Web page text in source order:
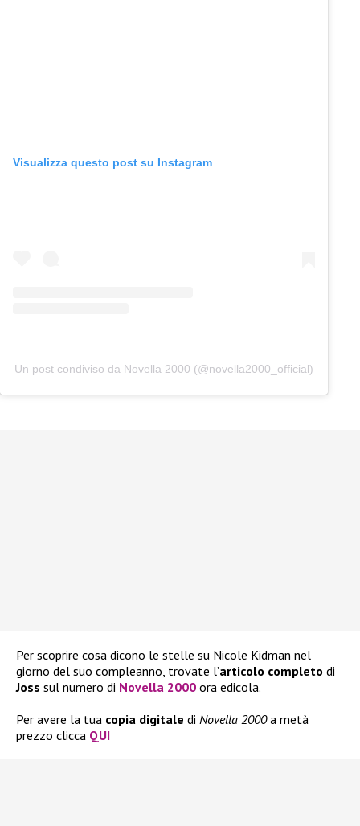
Visualizza questo post su Instagram
Un post condiviso da Novella 2000 (@novella2000_official)
Per scoprire cosa dicono le stelle su Nicole Kidman nel
giorno del suo compleanno, trovate l’articolo completo di
Joss sul numero di Novella 2000 ora edicola.
Per avere la tua copia digitale di Novella 2000a metà
prezzo clicca QUI